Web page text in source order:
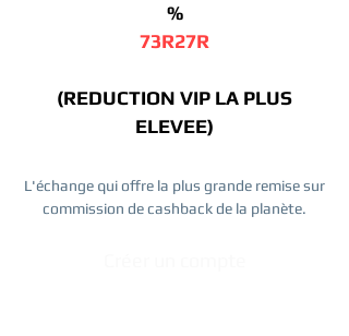
%
73R27R
(REDUCTION VIP LA PLUS
ELEVEE)
L'échange qui offre la plus grande remise sur
commission de cashback de la planète.